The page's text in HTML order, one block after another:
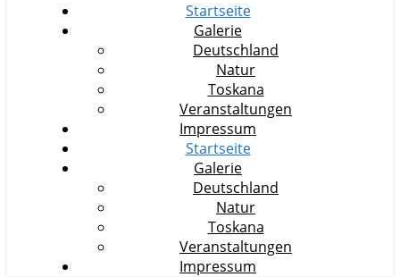
Startseite
Galerie
Deutschland
Natur
Toskana
Veranstaltungen
Impressum
Startseite
Galerie
Deutschland
Natur
Toskana
Veranstaltungen
Impressum